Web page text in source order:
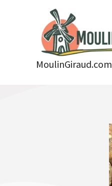
MoulinGiraud.com